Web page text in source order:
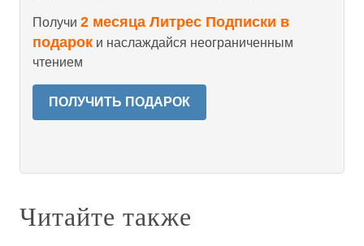
Получи 2 месяца Литрес Подписки в
подарок и наслаждайся неограниченным
чтением
ПОЛУЧИТЬ ПОДАРОК
Читайте также